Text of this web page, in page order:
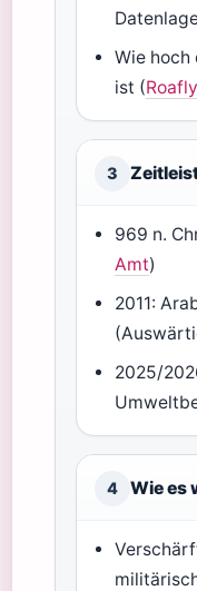
Wie
ist (Roafly
3
969 n.
Amt)
2011:
2025/
4 Wie es